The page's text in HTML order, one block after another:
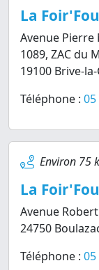
La
Avenue Pierre
1089, ZAC du
19100 Brive-
Téléphone : 05
Environ 75
La
Avenue
24750
Téléphone : 05